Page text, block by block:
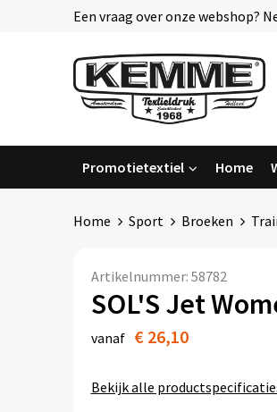
Een vraag over onze webshop?
Promotietextiel Home
Home Sport Broeken
Artikelnummer: 58782
SOL'S Jet
vanaf € 26,10
Bekijk alle